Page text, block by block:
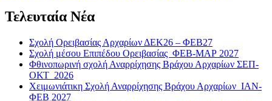
Τελευταία Νέα
Σχολή Ορειβασίας Αρχαρίων ΔΕΚ26 – ΦΕΒ27
Σχολή μέσου Επιπέδου Ορειβασίας ΦΕΒ-ΜΑΡ 2027
Φθινοπωρινή σχολή Αναρρίχησης Βράχου Αρχαρίων ΣΕΠ-
ΟΚΤ 2026
Χειμωνιάτικη Σχολή Αναρρίχησης Βράχου Αρχαρίων ΙΑΝ-
ΦΕΒ 2027